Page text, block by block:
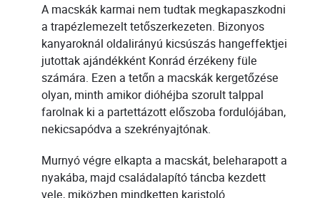
A macskák karmai nem tudtak megkapaszkodni
a trapézlemezelt tetőszerkezeten. Bizonyos
kanyaroknál oldalirányú kicsúszás hangeffektjei
jutottak ajándékként Konrád érzékeny füle
számára. Ezen a tetőn a macskák kergetőzése
olyan, minth amikor dióhéjba szorult talppal
farolnak ki a partettázott előszoba fordulójában,
nekicsapódva a szekrényajtónak.
Murnyó végre elkapta a macskát, beleharapott a
nyakába, majd családalapító táncba kezdett